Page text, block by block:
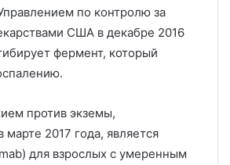
по контролю за
США в декабре 2016
фермент, который
против экземы,
2017 года, является
для взрослых с умеренным